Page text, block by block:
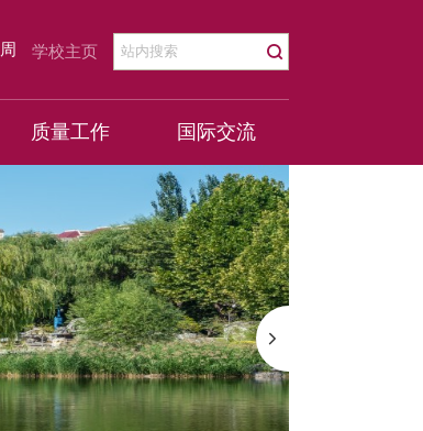
周 学校主页
质量工作 国际交流